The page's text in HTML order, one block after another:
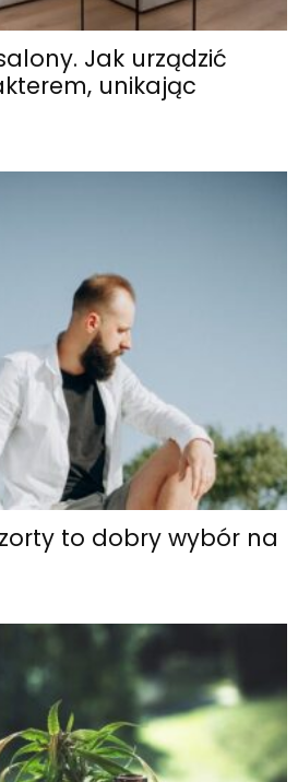
Jak urządzić
unikając
to dobry wybór na